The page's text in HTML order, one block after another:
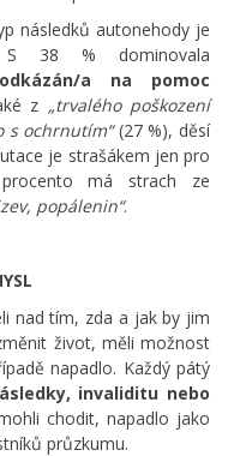
následků autonehody je
38 % dominovala
a na pomoc
z „trvalého poškození
s ochrnutím“(27 %), děsí
je strašákem jen pro
má strach ze
popálenin“.
nad tím, zda a jak by jim
život, měli možnost
napadlo. Každý pátý
invaliditu nebo
chodit, napadlo jako
průzkumu.